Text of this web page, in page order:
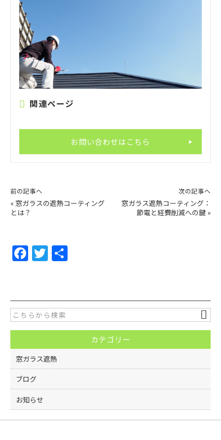
関連ページ
お問い合わせはこちら
前の記事へ
« 窓ガラスの遮熱コーティング
とは？
次の記事へ
窓ガラス遮熱コーティング：
節電と経費削減への鍵 »
F
a
e
b
o
o
k
T
w
er
カテゴリー
窓ガラス遮熱
ブログ
お知らせ